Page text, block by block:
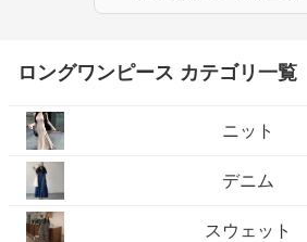
ロングワンピース カテゴリ一覧
ニット
デニム
スウェット